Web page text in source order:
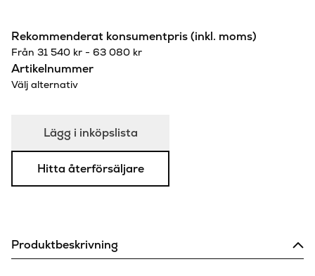
Rekommenderat konsumentpris (inkl. moms)
Från 31 540 kr - 63 080 kr
Artikelnummer
Välj alternativ
Lägg i inköpslista
Hitta återförsäljare
Produktbeskrivning